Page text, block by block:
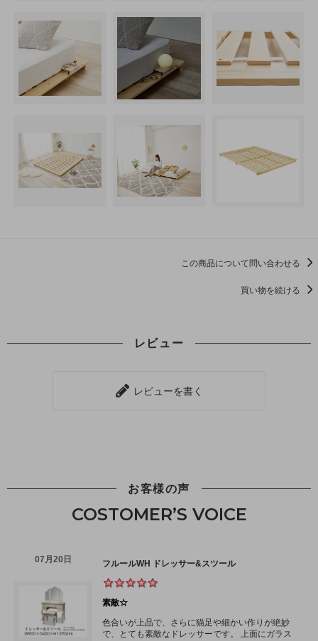
この商品について問い合わせる
買い物を続ける
レビュー
レビューを書く
お客様の声
COSTOMER’S VOICE